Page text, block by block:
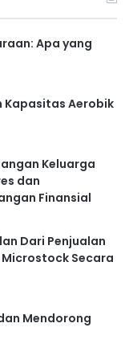
Apa yang
Kapasitas Aerobik
Keluarga
dan
Finansial
Dari Penjualan
Secara
Mendorong